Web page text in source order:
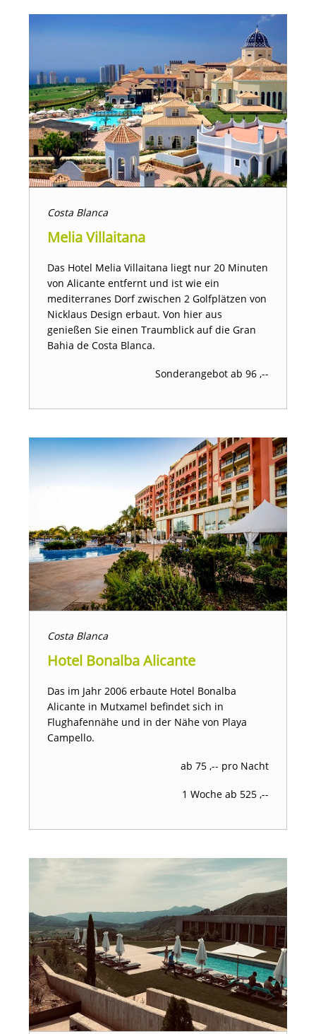
Costa Blanca
Melia Villaitana
Das Hotel Melia Villaitana liegt nur 20 Minuten
von Alicante entfernt und ist wie ein
mediterranes Dorf zwischen 2 Golfplätzen von
Nicklaus Design erbaut. Von hier aus
genießen Sie einen Traumblick auf die Gran
Bahia de Costa Blanca.
Sonderangebot ab 96 ,--
Costa Blanca
Hotel Bonalba Alicante
Das im Jahr 2006 erbaute Hotel Bonalba
Alicante in Mutxamel befindet sich in
Flughafennähe und in der Nähe von Playa
Campello.
ab 75 ,-- pro Nacht
1 Woche ab 525 ,--